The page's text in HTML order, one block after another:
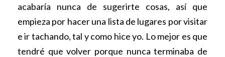
acabaría nunca de sugerirte cosas, así que
empieza por hacer una lista de lugares por visitar
e ir tachando, tal y como hice yo. Lo mejor es que
tendré que volver porque nunca terminaba de